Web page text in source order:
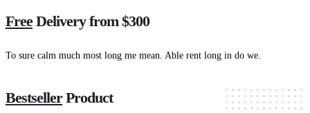
FreeDelivery from $300
To sure calm much most long me mean. Able rent long in do we.
BestsellerProduct